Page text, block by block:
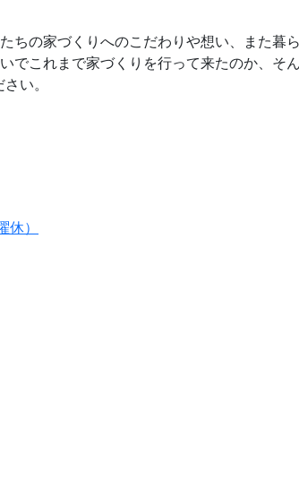
の家づくりへのこだわりや想い、また暮
これまで家づくりを行って来たのか、そ
い。
）